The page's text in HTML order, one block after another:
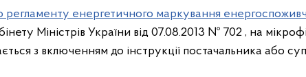
регламенту енергетичного маркування
Міністрів України від 07.08.2013 № 702 , на
з включенням до інструкції постачальника або